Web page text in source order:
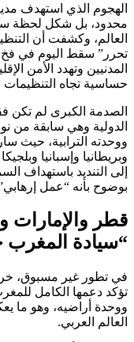
الهجوم الذي استهدف
محدود، بل شكل لحظة
العالم، وكشفت أن
تحرر” سقط اليوم في فخ
المدنيين وتهدد الأمن
حساسية تجاه التنظيمات
الصدمة الكبرى لم تكن
الدولية وهي سابقة من
ووحدته الترابية، حيث
وبريطانيا وإسبانيا
إلى التنديد باستهداف
بوضوح بأنه “عمل
قطر والإمارات
“سيادة
في تطور غير مسبوق،
تؤكد دعمها الكامل
ووحدة أراضيه، وهو ما
العالم العربي.